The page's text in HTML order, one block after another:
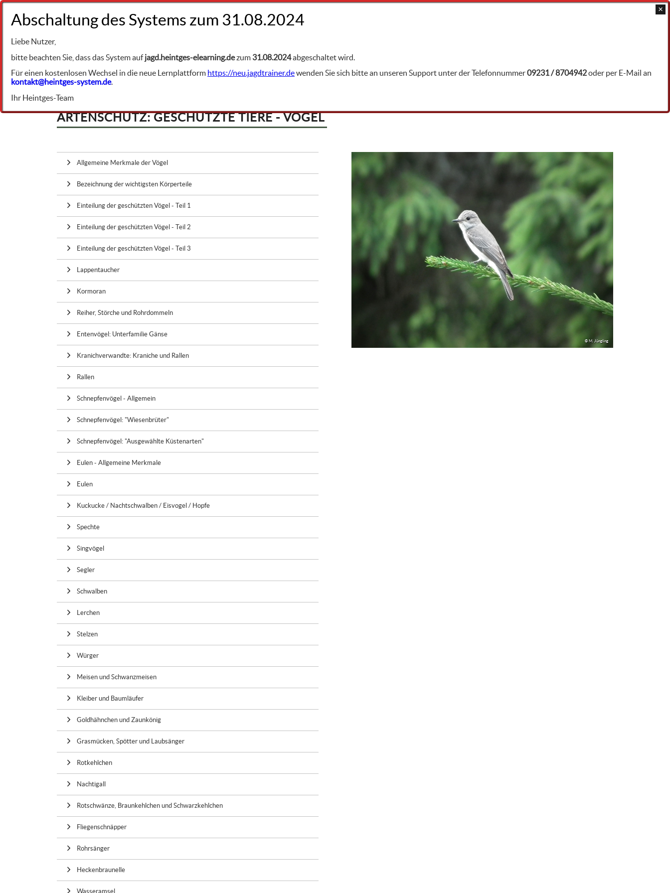
BIBLIOTHEK
+49 9231 961342 FACHGEBIETE
ARTENSCHUTZ: GESCHÜTZTE TIERE - VÖGEL
Allgemeine Merkmale der Vögel
Bezeichnung der wichtigsten Körperteile
Einteilung der geschützten Vögel - Teil 1
Einteilung der geschützten Vögel - Teil 2
Einteilung der geschützten Vögel - Teil 3
Lappentaucher
Kormoran
Reiher, Störche und Rohrdommeln
Entenvögel: Unterfamilie Gänse
Kranichverwandte: Kraniche und Rallen
Rallen
Schnepfenvögel - Allgemein
Schnepfenvögel: "Wiesenbrüter"
Schnepfenvögel: "Ausgewählte Küstenarten"
Eulen - Allgemeine Merkmale
Eulen
Kuckucke / Nachtschwalben / Eisvogel / Hopfe
Spechte
Singvögel
Segler
Schwalben
Lerchen
Stelzen
Würger
Meisen und Schwanzmeisen
Kleiber und Baumläufer
Goldhähnchen und Zaunkönig
Grasmücken, Spötter und Laubsänger
Rotkehlchen
Nachtigall
Rotschwänze, Braunkehlchen und Schwarzkehlchen
Fliegenschnäpper
Rohrsänger
Heckenbraunelle
Wasseramsel
© M. Jüngling
Liebe Nutzer,
bitte beachten Sie, dass das System aufjagd.heintges-elearning.dezum 31.08.2024abgeschaltet wird.
Für einen kostenlosen Wechsel in die neue Lernplattform https://neu.jagdtrainer.dewenden Sie sich bitte an unseren Support unter der Telefonnummer09231 / 8704942oder per E-Mail an
kontakt@heintges-system.de.
Ihr Heintges-Team